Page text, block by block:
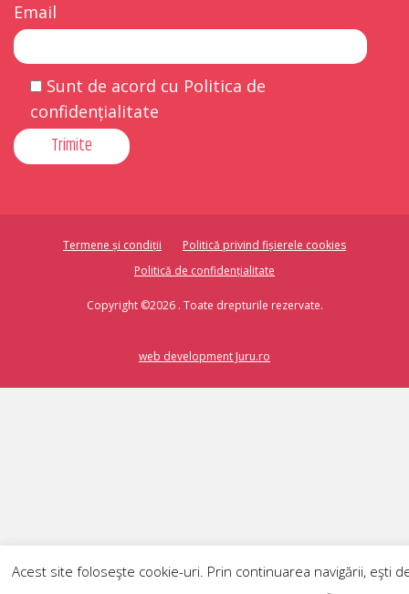
Email
Sunt de acord cu Politica de
confidențialitate
Termene și condiții
Politică privind fișierele cookies
Politică de confidențialitate
Copyright ©2026 . Toate drepturile rezervate.
web development Juru.ro
Acest site foloseşte cookie-uri. Prin continuarea navigării, eşti